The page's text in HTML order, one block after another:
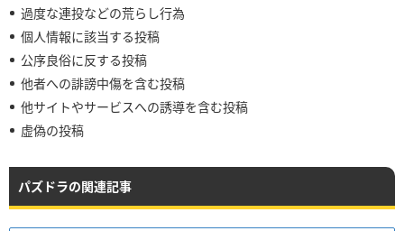
過度な連投などの荒らし行為
個人情報に該当する投稿
公序良俗に反する投稿
他者への誹謗中傷を含む投稿
他サイトやサービスへの誘導を含む投稿
虚偽の投稿
パズドラの関連記事